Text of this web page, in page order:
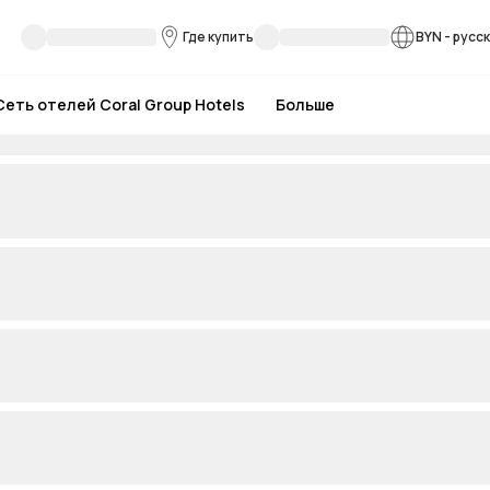
Где купить BYN -
отелей Coral Group Hotels Больше